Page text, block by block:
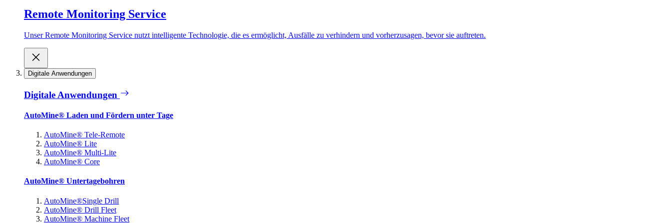
Remote Monitoring Service
Unser Remote Monitoring Service nutzt intelligente Technologie, die es ermöglicht, Ausfälle zu verhindern und vorherzusagen, bevor sie auftreten.
Digitale Anwendungen
Digitale Anwendungen
AutoMine® Laden und Fördern unter Tage
AutoMine® Tele-Remote
AutoMine® Lite
AutoMine® Multi-Lite
AutoMine® Core
AutoMine® Untertagebohren
AutoMine®Single Drill
AutoMine® Drill Fleet
AutoMine® Machine Fleet